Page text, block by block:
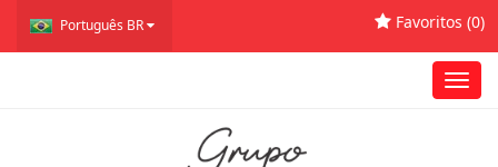
Português BR Favoritos (0)